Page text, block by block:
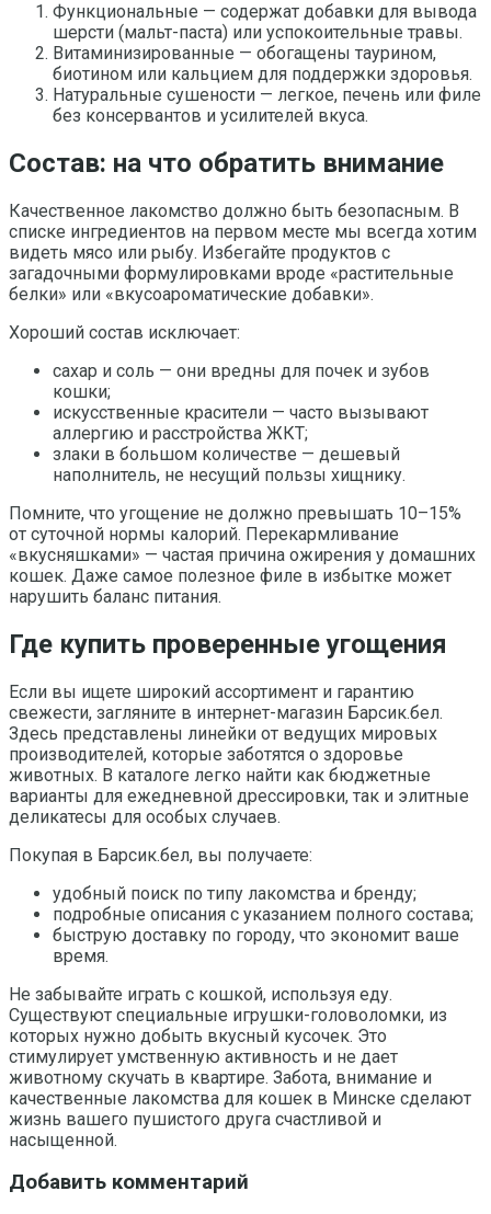
Функциональные — содержат добавки для вывода
шерсти (мальт-паста) или успокоительные травы.
Витаминизированные — обогащены таурином,
биотином или кальцием для поддержки здоровья.
Натуральные сушености — легкое, печень или филе
без консервантов и усилителей вкуса.
Состав: на что обратить внимание
Качественное лакомство должно быть безопасным. В
списке ингредиентов на первом месте мы всегда хотим
видеть мясо или рыбу. Избегайте продуктов с
загадочными формулировками вроде «растительные
белки» или «вкусоароматические добавки».
Хороший состав исключает:
сахар и соль — они вредны для почек и зубов
кошки;
искусственные красители — часто вызывают
аллергию и расстройства ЖКТ;
злаки в большом количестве — дешевый
наполнитель, не несущий пользы хищнику.
Помните, что угощение не должно превышать 10–15%
от суточной нормы калорий. Перекармливание
«вкусняшками» — частая причина ожирения у домашних
кошек. Даже самое полезное филе в избытке может
нарушить баланс питания.
Где купить проверенные угощения
Если вы ищете широкий ассортимент и гарантию
свежести, загляните в интернет-магазин Барсик.бел.
Здесь представлены линейки от ведущих мировых
производителей, которые заботятся о здоровье
животных. В каталоге легко найти как бюджетные
варианты для ежедневной дрессировки, так и элитные
деликатесы для особых случаев.
Покупая в Барсик.бел, вы получаете:
удобный поиск по типу лакомства и бренду;
подробные описания с указанием полного состава;
быструю доставку по городу, что экономит ваше
время.
Не забывайте играть с кошкой, используя еду.
Существуют специальные игрушки-головоломки, из
которых нужно добыть вкусный кусочек. Это
стимулирует умственную активность и не дает
животному скучать в квартире. Забота, внимание и
качественные лакомства для кошек в Минске сделают
жизнь вашего пушистого друга счастливой и
насыщенной.
Добавить комментарий